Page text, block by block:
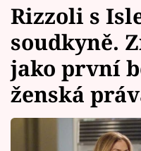
Témata
Celebrity
Vztahy
Rizzoli s
soudkyně.
jako první
ženská